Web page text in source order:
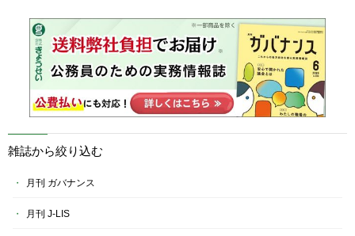
雑誌から絞り込む
月刊 ガバナンス
月刊 J-LIS